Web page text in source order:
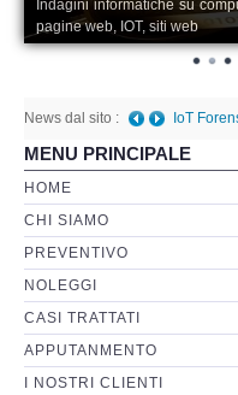
Perizia
Perizia Rete dati
Perizia Basi di
Perizia Immagini e
Perzia su
Perizia Fonica e
Indagini informatiche su
pagine web, IOT, siti web
News dal sito : IoT
MENU PRINCIPALE
HOME
CHI SIAMO
PREVENTIVO
NOLEGGI
CASI TRATTATI
APPUTANMENTO
I NOSTRI CLIENTI